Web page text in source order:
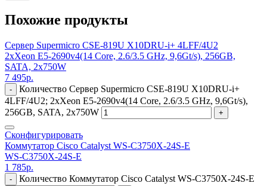
Похожие продукты
Сервер Supermicro CSE-819U X10DRU-i+ 4LFF/4U2
2xXeon E5-2690v4(14 Core, 2.6/3.5 GHz, 9,6Gt/s), 256GB,
SATA, 2x750W
7 495р.
-
Количество Сервер Supermicro CSE-819U X10DRU-i+
4LFF/4U2; 2xXeon E5-2690v4(14 Core, 2.6/3.5 GHz, 9,6Gt/s),
256GB, SATA, 2x750W
+
Сконфигурировать
Коммутатор Cisco Catalyst WS-C3750X-24S-E
WS-C3750X-24S-E
1 785р.
- Количество Коммутатор Cisco Catalyst WS-C3750X-24S-E